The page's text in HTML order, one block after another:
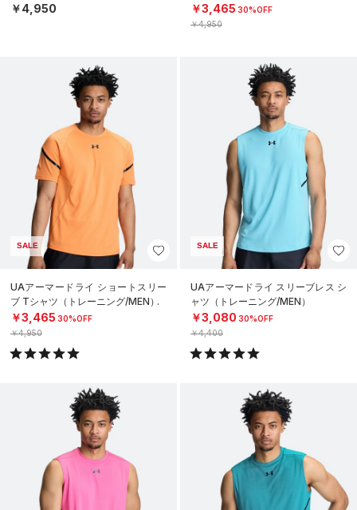
￥4,950 ￥3,465 30%OFF
￥4,950
SALE
UAアーマードライ ショートスリー
ブ Tシャツ（トレーニング/MEN）
￥3,465 30%OFF
￥4,950
SALE
UAアーマードライ スリーブレス シ
ャツ（トレーニング/MEN）
￥3,080 30%OFF
￥4,400